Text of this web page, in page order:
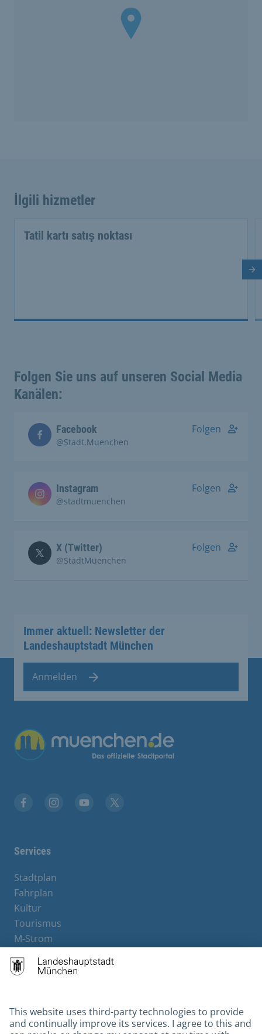
İlgili hizmetler
Tatil kartı satış noktası
Folgen Sie uns auf unseren Social Media
Kanälen:
Facebook
@Stadt.Muenchen
Folgen
Instagram
@stadtmuenchen
Folgen
X (Twitter)
@StadtMuenchen
Folgen
Immer aktuell: Newsletter der
Landeshauptstadt München
Anmelden
Übergreifende Links
Services
Stadtplan
Fahrplan
Kultur
Tourismus
M-Strom
Hotels
Contact